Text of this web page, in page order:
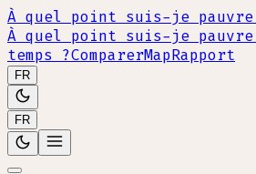
À quel point suis-je pauvre
À quel point suis-je pauvre
temps ?ComparerMapRapport
FR
FR